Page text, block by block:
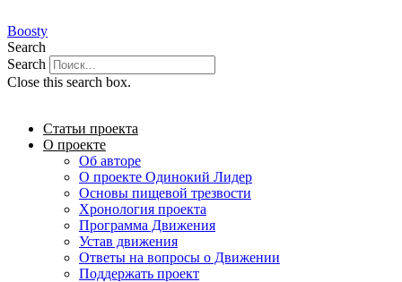
к
содержимому
Boosty
Search
Search
Close this search box.
Статьи проекта
О проекте
Об авторе
О проекте Одинокий Лидер
Основы пищевой трезвости
Хронология проекта
Программа Движения
Устав движения
Ответы на вопросы о Движении
Поддержать проект